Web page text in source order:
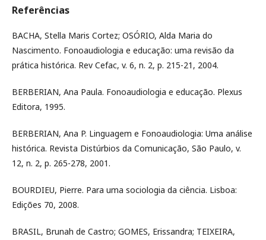
Referências
BACHA, Stella Maris Cortez; OSÓRIO, Alda Maria do
Nascimento. Fonoaudiologia e educação: uma revisão da
prática histórica. Rev Cefac, v. 6, n. 2, p. 215-21, 2004.
BERBERIAN, Ana Paula. Fonoaudiologia e educação. Plexus
Editora, 1995.
BERBERIAN, Ana P. Linguagem e Fonoaudiologia: Uma análise
histórica. Revista Distúrbios da Comunicação, São Paulo, v.
12, n. 2, p. 265-278, 2001.
BOURDIEU, Pierre. Para uma sociologia da ciência. Lisboa:
Edições 70, 2008.
BRASIL, Brunah de Castro; GOMES, Erissandra; TEIXEIRA,